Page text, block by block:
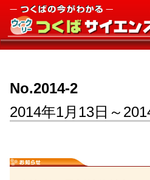
No.2014-2
2014年1月13日～